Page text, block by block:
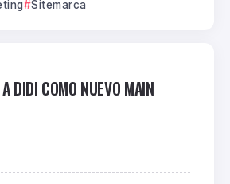
Sitemarca
DIDI COMO NUEVO MAIN